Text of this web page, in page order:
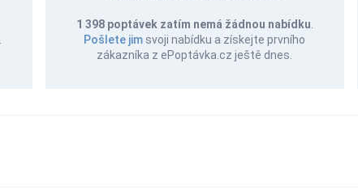
1 398 poptávek zatím nemá žádnou nabídku
Pošlete jim svoji nabídku a získejte prvního
zákazníka z ePoptávka.cz ještě dnes.